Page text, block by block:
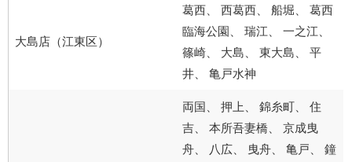
大島店（江東区）
葛西、 西葛西、 船堀、 葛西
臨海公園、 瑞江、 一之江、
篠崎、 大島、 東大島、 平
井、 亀戸水神
両国、 押上、 錦糸町、 住
吉、 本所吾妻橋、 京成曳
舟、 八広、 曳舟、 亀戸、 鐘